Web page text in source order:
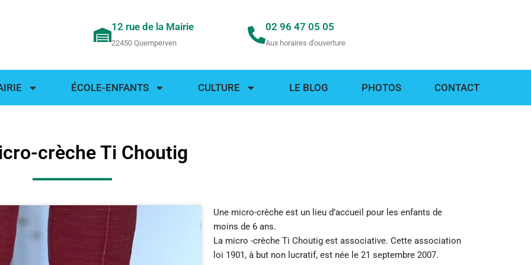
12 rue de la Mairie
22450 Quemperven
02 96 47 05 05
Aux horaires d'ouverture
ÉCOLE-ENFANTS CULTURE LE BLOG PHOTOS CONTACT
crèche Ti Choutig
Une micro-crèche est un lieu d’accueil pour les enfants de
moins de 6 ans.
La micro -crèche Ti Choutig est associative. Cette association
loi 1901, à but non lucratif, est née le 21 septembre 2007.